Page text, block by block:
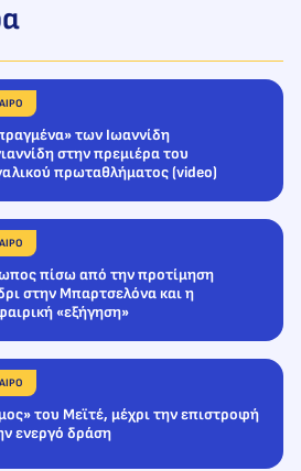
των Ιωαννίδη
στην πρεμιέρα του
πρωταθλήματος (video)
πίσω από την προτίμηση
στην Μπαρτσελόνα και η
«εξήγηση»
του Μεϊτέ, μέχρι την επιστροφή
ενεργό δράση